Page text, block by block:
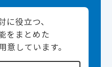
に役立つ、
をまとめた
意しています。